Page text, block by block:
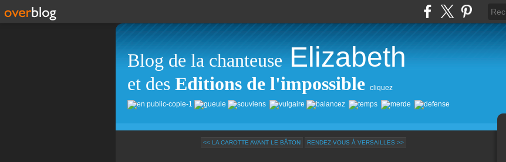
Blog de la chanteuse Elizabeth
et des Editions de l'impossible cliquez
<< LA CAROTTE AVANT LE BÂTON RENDEZ-VOUS À VERSAILLES >>